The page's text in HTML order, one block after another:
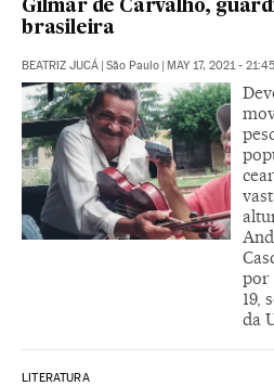
Gilmar de Carvalho,
brasileira
BEATRIZ JUCÁ | São Paulo | MAY 17, 2021 - 21:45
por
19,
da
LITERATURA